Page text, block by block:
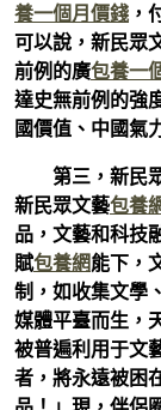
養一個月價錢 ，
可以說，新民眾
前例的廣包養一
達史無前例的強
國價值、中國氣
第三，新民
新民眾文藝包養
品，文藝和科技
賦包養網能下，
制，如收集文學
媒體平臺而生，
被普遍利用于文
者，將永遠被困